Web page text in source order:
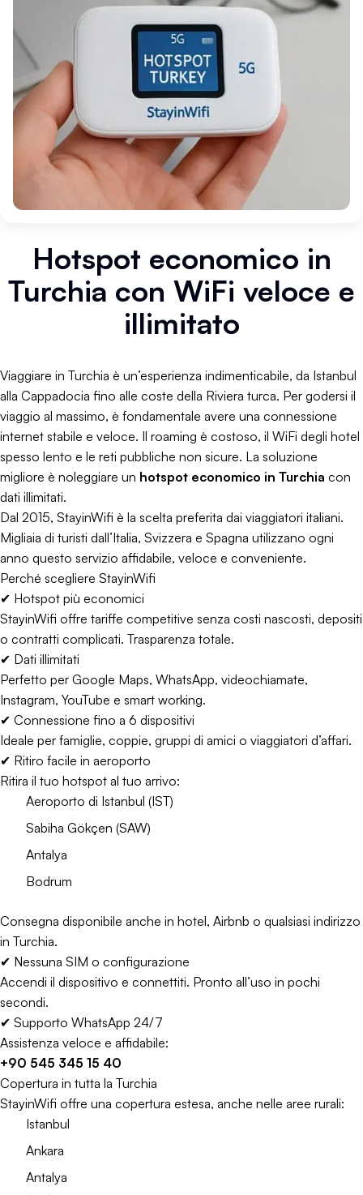
Hotspot economico in
Turchia con WiFi veloce e
illimitato
Viaggiare in Turchia è un’esperienza indimenticabile, da Istanbul
alla Cappadocia fino alle coste della Riviera turca. Per godersi il
viaggio al massimo, è fondamentale avere una connessione
internet stabile e veloce. Il roaming è costoso, il WiFi degli hotel
spesso lento e le reti pubbliche non sicure. La soluzione
migliore è noleggiare un hotspot economico in Turchia con
dati illimitati.
Dal 2015, StayinWifi è la scelta preferita dai viaggiatori italiani.
Migliaia di turisti dall’Italia, Svizzera e Spagna utilizzano ogni
anno questo servizio affidabile, veloce e conveniente.
Perché scegliere StayinWifi
✔ Hotspot più economici
StayinWifi offre tariffe competitive senza costi nascosti, depositi
o contratti complicati. Trasparenza totale.
✔ Dati illimitati
Perfetto per Google Maps, WhatsApp, videochiamate,
Instagram, YouTube e smart working.
✔ Connessione fino a 6 dispositivi
Ideale per famiglie, coppie, gruppi di amici o viaggiatori d’affari.
✔ Ritiro facile in aeroporto
Ritira il tuo hotspot al tuo arrivo:
Aeroporto di Istanbul (IST)
Sabiha Gökçen (SAW)
Antalya
Bodrum
Consegna disponibile anche in hotel, Airbnb o qualsiasi indirizzo
in Turchia.
✔ Nessuna SIM o configurazione
Accendi il dispositivo e connettiti. Pronto all’uso in pochi
secondi.
✔ Supporto WhatsApp 24/7
Assistenza veloce e affidabile:
+90 545 345 15 40
Copertura in tutta la Turchia
StayinWifi offre una copertura estesa, anche nelle aree rurali:
Istanbul
Ankara
Antalya